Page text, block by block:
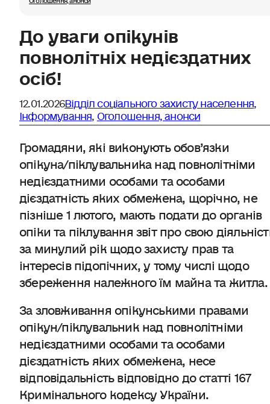
До уваги опікунів
повнолітніх недієздатних
осіб!
12.01.2026Відділ соціального захисту населення
Інформування,Оголошення, анонси
Громадяни, які виконують обов’язки
опікуна/піклувальника над повнолітніми
недієздатними особами та особами
дієздатність яких обмежена, щорічно, не
пізніше 1 лютого, мають подати до органів
опіки та піклування звіт про свою
за минулий рік щодо захисту прав та
інтересів підопічних, у тому числі щодо
збереження належного їм майна та житла.
За зловживання опікунськими правами
опікун/піклувальник над повнолітніми
недієздатними особами та особами
дієздатність яких обмежена, несе
відповідальність відповідно до статті 167
Кримінального кодексу України.